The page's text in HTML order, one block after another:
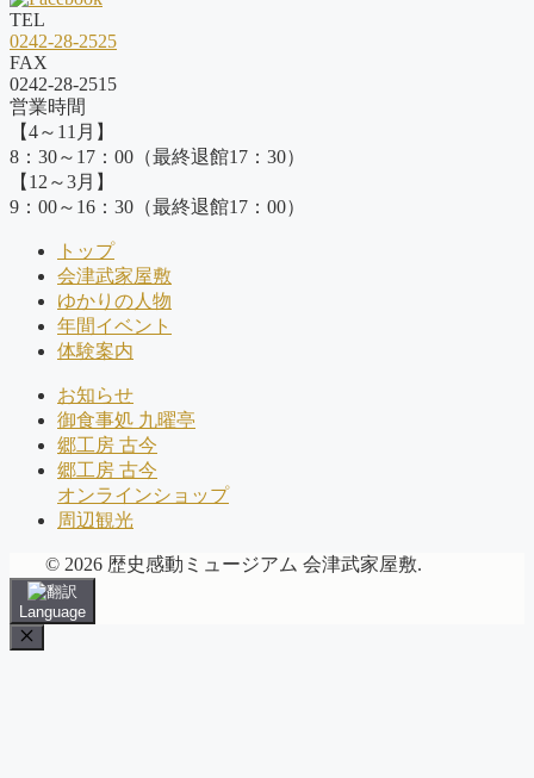
TEL
0242-28-2525
FAX
0242-28-2515
営業時間
【4～11月】
8：30～17：00（最終退館17：30）
【12～3月】
9：00～16：30（最終退館17：00）
トップ
会津武家屋敷
ゆかりの人物
年間イベント
体験案内
お知らせ
御食事処 九曜亭
郷工房 古今
郷工房 古今
オンラインショップ
周辺観光
© 2026 歴史感動ミュージアム 会津武家屋敷.
Language
Close